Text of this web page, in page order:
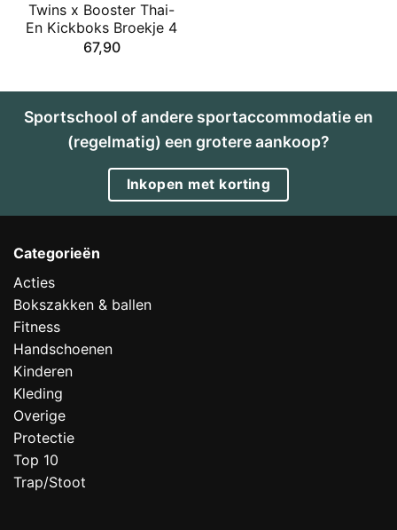
Twins x Booster Thai-
En Kickboks Broekje 4
67,90
Sportschool of andere sportaccommodatie en
(regelmatig) een grotere aankoop?
Inkopen met korting
Categorieën
Acties
Bokszakken & ballen
Fitness
Handschoenen
Kinderen
Kleding
Overige
Protectie
Top 10
Trap/Stoot